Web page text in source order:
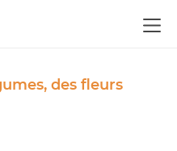
des fleurs